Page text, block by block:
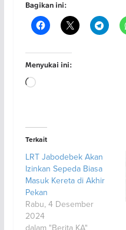
Bagikan ini:
Menyukai ini:
Memuat...
Terkait
LRT Jabodebek Akan
Izinkan Sepeda Biasa
Masuk Kereta di Akhir
Pekan
Rabu, 4 Desember
2024
dalam "Berita KA"